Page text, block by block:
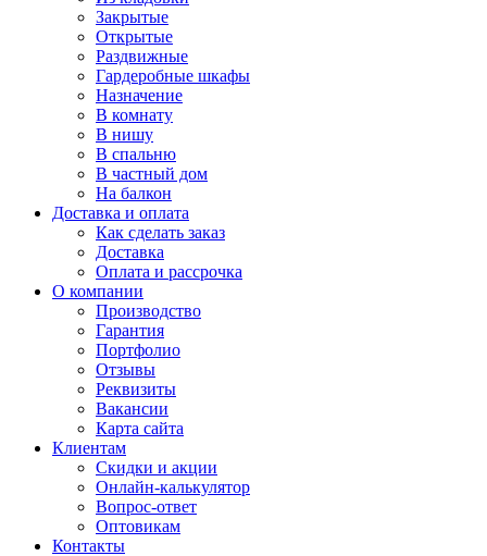
Закрытые
Открытые
Раздвижные
Гардеробные шкафы
Назначение
В комнату
В нишу
В спальню
В частный дом
На балкон
Доставка и оплата
Как сделать заказ
Доставка
Оплата и рассрочка
О компании
Производство
Гарантия
Портфолио
Отзывы
Реквизиты
Вакансии
Карта сайта
Клиентам
Скидки и акции
Онлайн-калькулятор
Вопрос-ответ
Оптовикам
Контакты